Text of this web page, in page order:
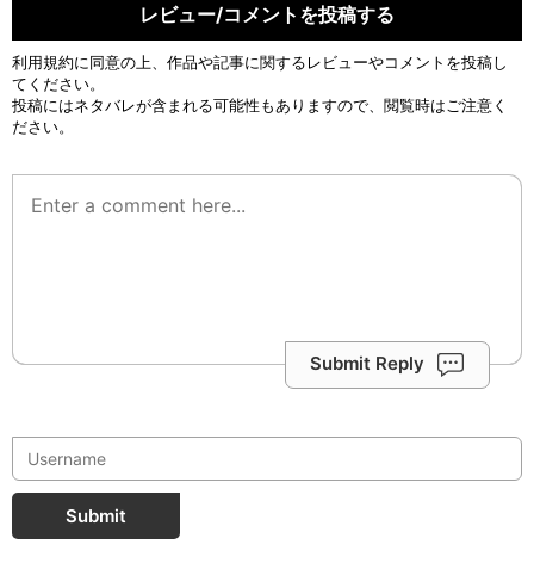
レビュー/コメントを投稿する
利用規約に同意の上、作品や記事に関するレビューやコメントを投稿し
てください。
投稿にはネタバレが含まれる可能性もありますので、閲覧時はご注意く
ださい。
Submit Reply
Submit